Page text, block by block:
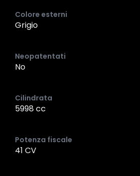
Colore esterni
Grigio
Neopatentati
No
Cilindrata
5998 cc
Potenza fiscale
41 CV